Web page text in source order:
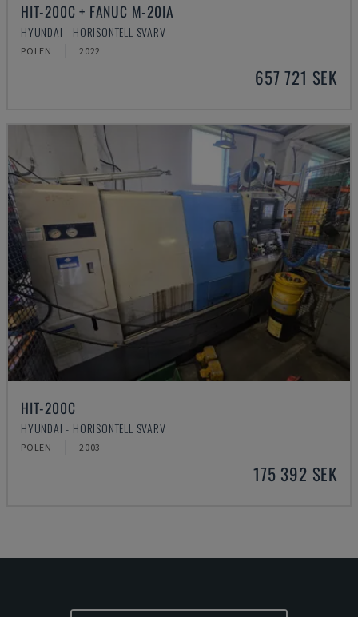
HIT-200C + FANUC M-20IA
HYUNDAI - HORISONTELL SVARV
POLEN 2022
657 721 SEK
HIT-200C
HYUNDAI - HORISONTELL SVARV
POLEN 2003
175 392 SEK